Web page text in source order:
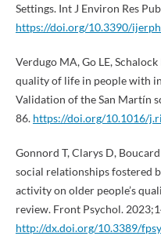
Settings. Int J Environ Res
https://doi.org/10.3390/
Verdugo MA, Go LE,
quality of life in people with
Validation of the San Martín
86. https://doi.org/10.1016/
Gonnord T, Clarys D,
social relationships fostered
activity on older people’s
review. Front Psychol.
http://dx.doi.org/10.3389/